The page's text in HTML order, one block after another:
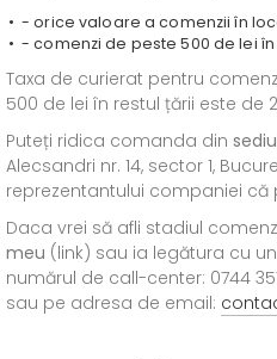
- orice valoare a comenzii în
- comenzi de peste 500 de lei
Taxa de curierat pentru
500 de lei în restul țării este de
Puteți ridica comanda din
Alecsandri nr. 14, sector 1,
reprezentantului companiei că
Daca vrei să afli stadiul
meu (link) sau ia legătura cu un
numărul de call-center: 0744
sau pe adresa de email: